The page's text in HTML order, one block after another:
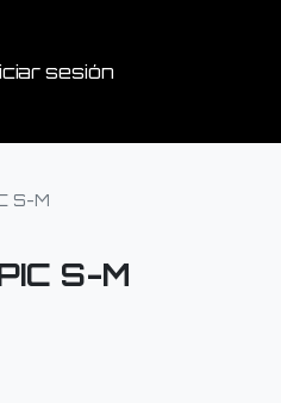
sesión
S-M
S-M